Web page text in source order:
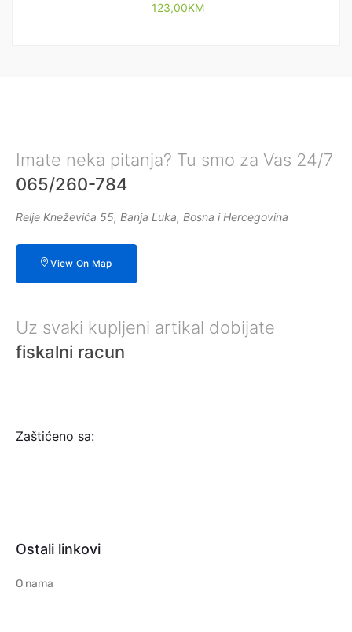
123,00KM
Imate neka pitanja? Tu smo za Vas 24/7
065/260-784
Relje Kneževića 55, Banja Luka, Bosna i Hercegovina
View On Map
Uz svaki kupljeni artikal dobijate
fiskalni racun
Zaštićeno sa:
Ostali linkovi
O nama